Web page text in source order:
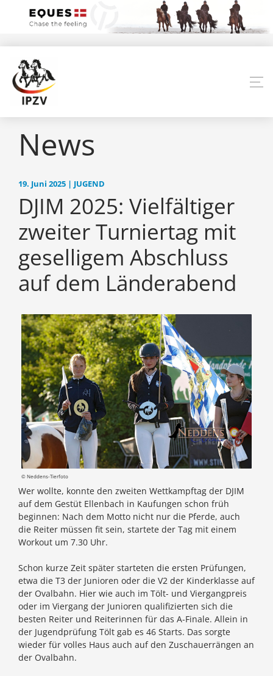
News
19. Juni 2025 | JUGEND
DJIM 2025: Vielfältiger
zweiter Turniertag mit
geselligem Abschluss
auf dem Länderabend
© Neddens-Tierfoto
Wer wollte, konnte den zweiten Wettkampftag der DJIM
auf dem Gestüt Ellenbach in Kaufungen schon früh
beginnen: Nach dem Motto nicht nur die Pferde, auch
die Reiter müssen fit sein, startete der Tag mit einem
Workout um 7.30 Uhr.
Schon kurze Zeit später starteten die ersten Prüfungen,
etwa die T3 der Junioren oder die V2 der Kinderklasse auf
der Ovalbahn. Hier wie auch im Tölt- und Viergangpreis
oder im Viergang der Junioren qualifizierten sich die
besten Reiter und Reiterinnen für das A-Finale. Allein in
der Jugendprüfung Tölt gab es 46 Starts. Das sorgte
wieder für volles Haus auch auf den Zuschauerrängen an
der Ovalbahn.